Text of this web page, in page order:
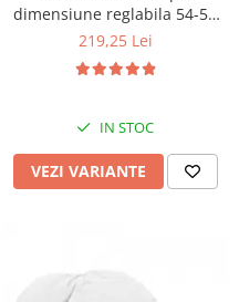
dimensiune reglabila 54-58
cm, 6-12 ani, Dark Blue
219,25 Lei
IN STOC
VEZI VARIANTE